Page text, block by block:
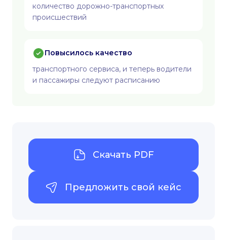
количество дорожно-транспортных
происшествий
Повысилось качество
транспортного сервиса, и теперь водители
и пассажиры следуют расписанию
Скачать PDF
Предложить свой кейс